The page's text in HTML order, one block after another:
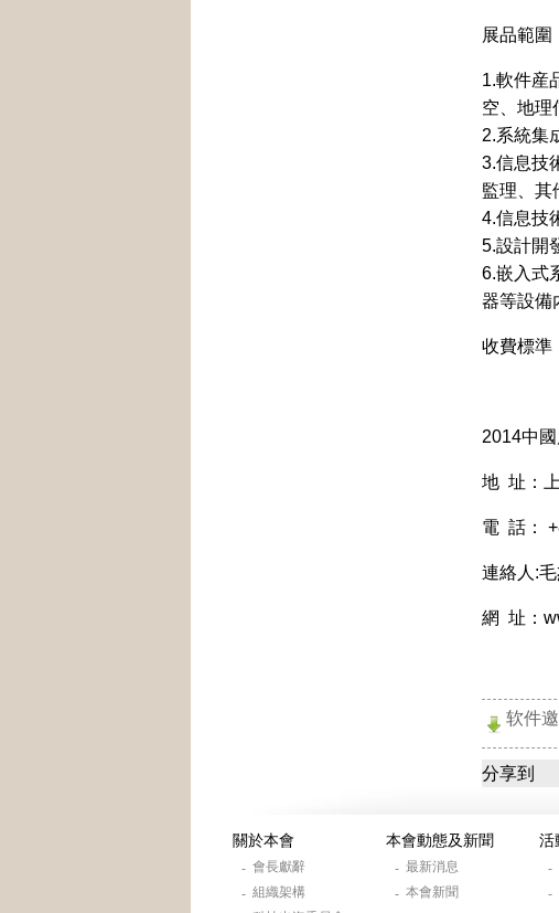
展品範圍
1.軟件産
空、地理
2.系統集
3.信息技
監理、其
4.信息技
5.設計開
6.嵌入式
器等設備
收費標準
2014中
地 址：
電 話：
連絡人:
網 址：
软件
分享到
關於本會
- 會長獻辭
- 組織架構
本會動態及新聞
- 最新消息
- 本會新聞
活
-
-